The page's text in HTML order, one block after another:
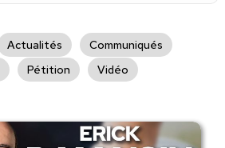
Actualités
Communiqués
Pétition Vidéo